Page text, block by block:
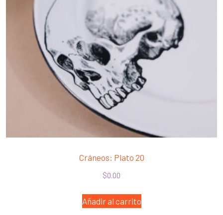
Cráneos: Plato 20
$0.00
Añadir al carrito